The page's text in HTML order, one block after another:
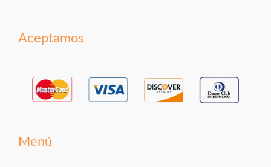
Aceptamos
Menú